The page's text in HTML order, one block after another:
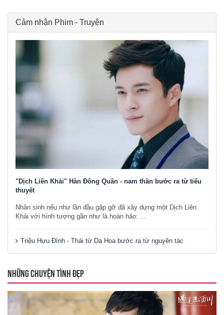
Cảm nhận Phim - Truyện
"Dịch Liên Khải" Hàn Đông Quân - nam thần bước ra từ tiểu
thuyết
Nhân sinh nếu như lần đầu gặp gỡ đã xây dựng một Dịch Liên
Khải với hình tượng gần như là hoàn hảo: ...
Triệu Hựu Đình - Thái tử Dạ Hoa bước ra từ nguyên tác
NHỮNG CHUYỆN TÌNH ĐẸP